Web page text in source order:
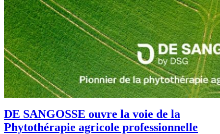
DE SANGOSSE ouvre la voie de la
Phytothérapie agricole professionnelle